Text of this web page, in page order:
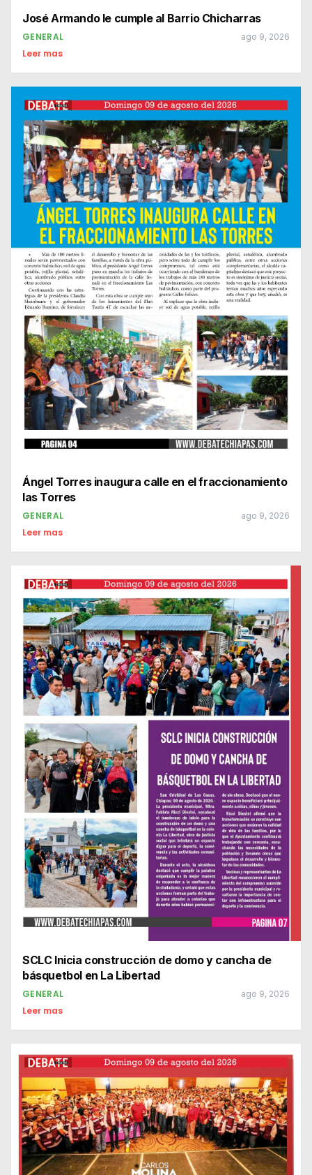
José Armando le cumple al Barrio Chicharras
GENERAL ago 9, 2026
Leer mas
Ángel Torres inaugura calle en el fraccionamiento
las Torres
GENERAL ago 9, 2026
Leer mas
SCLC Inicia construcción de domo y cancha de
básquetbol en La Libertad
GENERAL ago 9, 2026
Leer mas